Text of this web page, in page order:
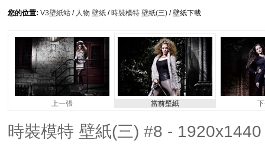
您的位置: V3壁紙站 / 人物 壁紙 /時裝模特 壁紙(三) / 壁紙下載
上一張 當前壁紙
時裝模特 壁紙(三) #8 - 1920x1440